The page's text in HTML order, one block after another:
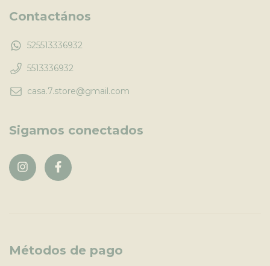
Contactános
525513336932
5513336932
casa.7.store@gmail.com
Sigamos conectados
Métodos de pago